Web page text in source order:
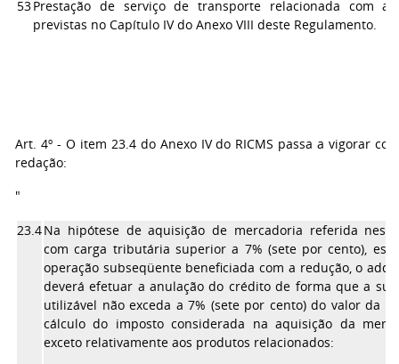
53Prestação de serviço de transporte relacionada com as
previstas no Capítulo IV do Anexo VIII deste Regulamento.
Art. 4º - O item 23.4 do Anexo IV do RICMS passa a vigorar
redação:
"
23.4Na hipótese de aquisição de mercadoria referida
com carga tributária superior a 7% (sete por cento),
operação subseqüente beneficiada com a redução, o
deverá efetuar a anulação do crédito de forma que a
utilizável não exceda a 7% (sete por cento) do valor da
cálculo do imposto considerada na aquisição da
exceto relativamente aos produtos relacionados: